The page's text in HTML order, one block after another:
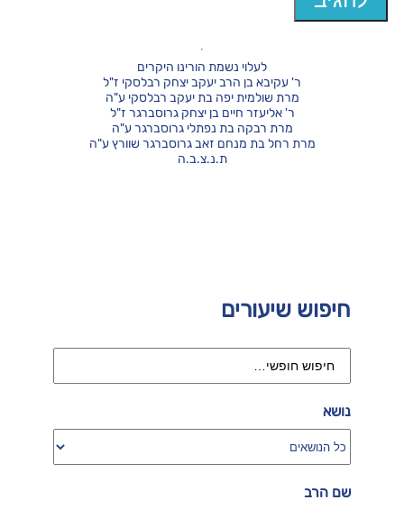
חיפוש שיעורים
נושא
שם הרב
לעלוי נשמת הורינו היקרים
ר' עקיבא בן הרב יעקב יצחק רבלסקי ז"ל
מרת שולמית יפה בת יעקב רבלסקי ע"ה
ר' אליעזר חיים בן יצחק גרוסברגר ז"ל
מרת רבקה בת נפתלי גרוסברגר ע"ה
מרת רחל בת מנחם זאב גרוסברגר שוורץ ע"ה
ת.נ.צ.ב.ה